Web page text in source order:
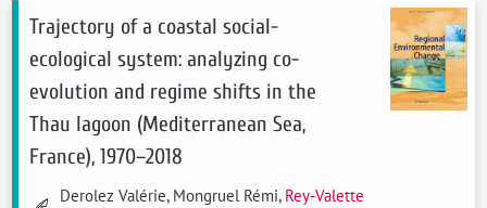
Trajectory of a coastal social-
ecological system: analyzing co-
evolution and regime shifts in the
Thau lagoon (Mediterranean Sea,
France), 1970–2018
Derolez Valérie, Mongruel Rémi, Rey-Valette